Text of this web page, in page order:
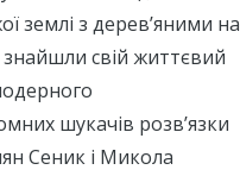
землі з дерев’яними на
свій життєвий
шукачів розв’язки
Сеник і Микола